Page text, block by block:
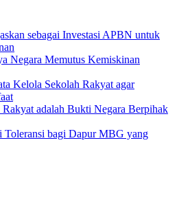
sebagai Investasi APBN untuk
Negara Memutus Kemiskinan
Kelola Sekolah Rakyat agar
adalah Bukti Negara Berpihak
Toleransi bagi Dapur MBG yang